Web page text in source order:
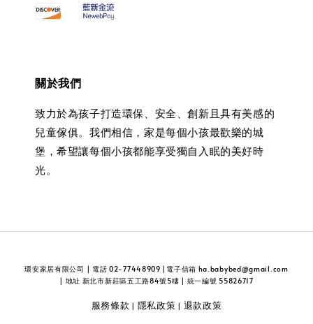
關於我們
致力於為孩子打造環保、安全、創新且具有美感的
兒童傢俱。我們相信，家是每個小孩最歡樂的城
堡，希望讓每個小孩都能享受獨自入眠的美好時
光。
環安家居有限公司 | 電話 02-77448909 |電子信箱 ha.babybed@gmail.com
| 地址 新北市新莊區五工路84號5樓 | 統一編號 55826717
服務條款 | 隱私政策 | 退款政策